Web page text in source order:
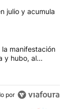
en los
en CABA
julio y acumula
arrestó a 12
manifestación
y hubo, al
por